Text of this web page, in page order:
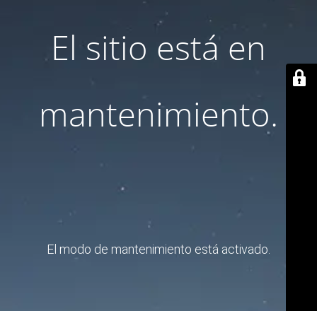
El sitio está en
mantenimiento.
El modo de mantenimiento está activado.